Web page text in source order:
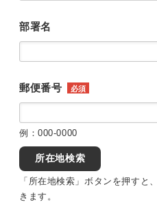
部署名
郵便番号 必須
例：000-0000
所在地検索
「所在地検索」ボタンを押すと
きます。